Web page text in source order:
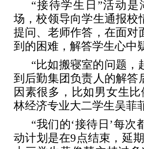
“接待学生日”活动
场，校领导向学生通报校
提问、老师作答，在面对
到的困难，解答学生心中
“比如搬寝室的问题
到后勤集团负责人的解答
因素很多，比如男女生
林经济专业大二学生吴菲
“我们的‘接待日’每
动计划是在9点结束，延